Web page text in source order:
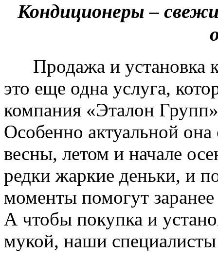
Кондиционеры –
Продажа и установка
это еще одна услуга,
компания «Эталон
Особенно актуальной она
весны, летом и начале
редки жаркие деньки, и
моменты помогут
А чтобы покупка и
мукой, наши специалисты